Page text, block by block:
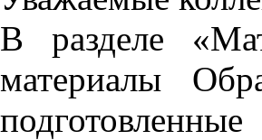
В разделе
материалы